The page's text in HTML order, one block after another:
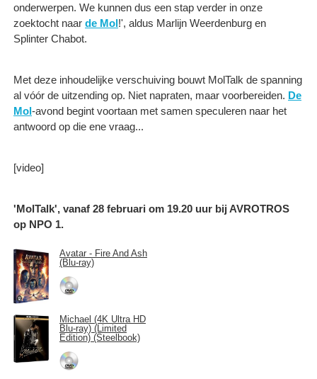
onderwerpen. We kunnen dus een stap verder in onze
zoektocht naar de Mol!', aldus Marlijn Weerdenburg en
Splinter Chabot.
Met deze inhoudelijke verschuiving bouwt MolTalk de spanning
al vóór de uitzending op. Niet napraten, maar voorbereiden. De
Mol-avond begint voortaan met samen speculeren naar het
antwoord op die ene vraag...
[video]
'MolTalk', vanaf 28 februari om 19.20 uur bij AVROTROS
op NPO 1.
Avatar - Fire And Ash
(Blu-ray)
Michael (4K Ultra HD
Blu-ray) (Limited
Edition) (Steelbook)